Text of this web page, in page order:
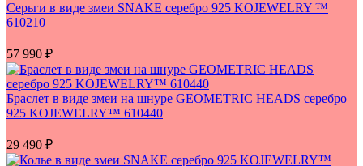
Серьги в виде змеи SNAKE серебро 925 KOJEWELRY ™
610210
57 990 ₽
Браслет в виде змеи на шнуре GEOMETRIC HEADS серебро
925 KOJEWELRY™ 610440
29 490 ₽